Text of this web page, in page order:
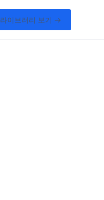
라이브러리 보기 →